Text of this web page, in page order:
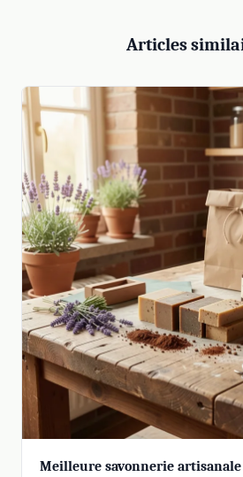
Articles
Meilleure savonnerie artisanale